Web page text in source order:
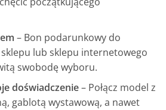
– Bon podarunkowy do
lub sklepu internetowego
swobodę wyboru.
doświadczenie– Połącz model z
gablotą wystawową, a nawet